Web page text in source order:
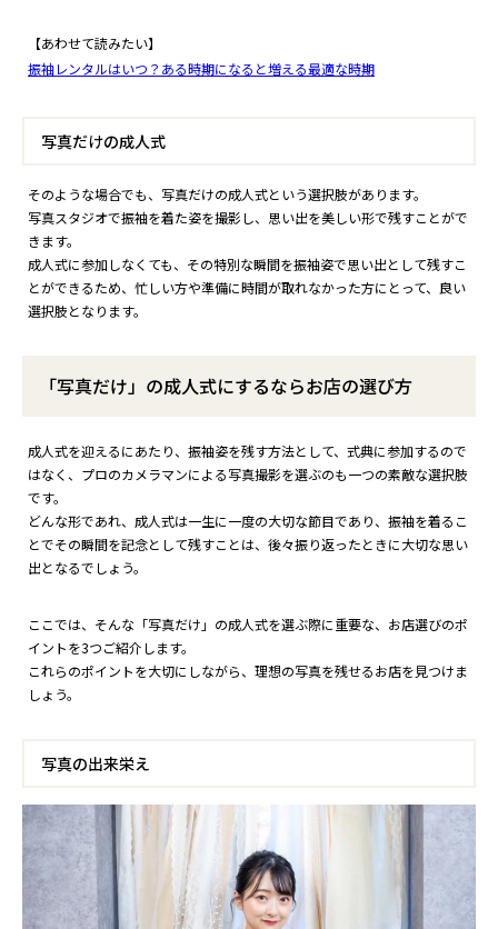
【あわせて読みたい】
振袖レンタルはいつ？ある時期になると増える最適な時期
写真だけの成人式
そのような場合でも、写真だけの成人式という選択肢があります。
写真スタジオで振袖を着た姿を撮影し、思い出を美しい形で残すことがで
きます。
成人式に参加しなくても、その特別な瞬間を振袖姿で思い出として残すこ
とができるため、忙しい方や準備に時間が取れなかった方にとって、良い
選択肢となります。
「写真だけ」の成人式にするならお店の選び方
成人式を迎えるにあたり、振袖姿を残す方法として、式典に参加するので
はなく、プロのカメラマンによる写真撮影を選ぶのも一つの素敵な選択肢
です。
どんな形であれ、成人式は一生に一度の大切な節目であり、振袖を着るこ
とでその瞬間を記念として残すことは、後々振り返ったときに大切な思い
出となるでしょう。
ここでは、そんな「写真だけ」の成人式を選ぶ際に重要な、お店選びのポ
イントを3つご紹介します。
これらのポイントを大切にしながら、理想の写真を残せるお店を見つけま
しょう。
写真の出来栄え